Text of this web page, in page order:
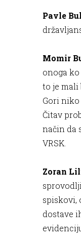
Pavle
Momir
onoga
to je mali
Gori
Čitav
način da
VRSK.
Zoran
spiskovi,
dostave